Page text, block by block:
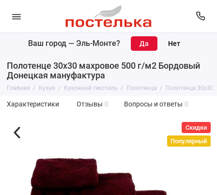
Ваш город — Эль-Монте?
Полотенце 30х30 махровое 500 г/м2 Бордовый
Донецкая мануфактура
Главная Кухня Кухонный текстиль Полотенца Полотенце
Характеристики Отзывы 0 Вопросы и ответы 0
Скидки
Популярный